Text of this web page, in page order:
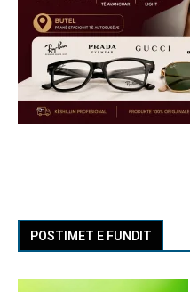
POSTIMET E FUNDIT